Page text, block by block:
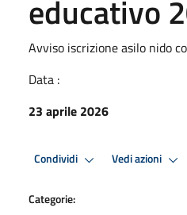
educativo
Avviso iscrizione asilo nido
Data :
23 aprile 2026
Condividi Vedi azioni
Categorie: